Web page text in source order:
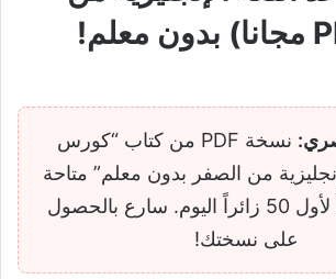
نسخة PDF من كتاب “كورس
من الصفر بدون معلم” متاحة
للتحميل مجاناً لأول 50 زائراً اليوم. سارع بالحصول
على نسختك!